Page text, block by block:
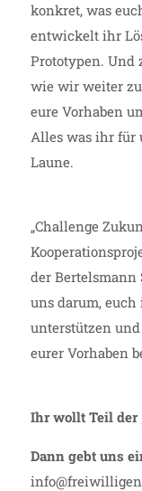
konkret, was
entwickelt ihr
Prototypen. Und
wie wir weiter
eure Vorhaben
Alles was ihr für
Laune.
„Challenge
der
uns darum,
unterstützen
eurer Vorhaben
Ihr wollt Teil der
Dann gebt uns